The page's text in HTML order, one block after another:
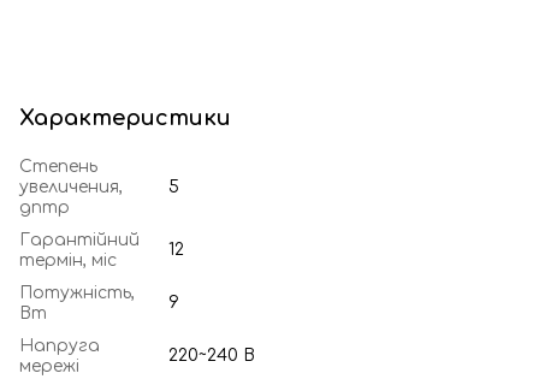
Характеристики
Степень
увеличения,
дптр
5
Гарантійний
термін, міс
12
Потужність,
Вт
9
Напруга
мережі
220~240 В